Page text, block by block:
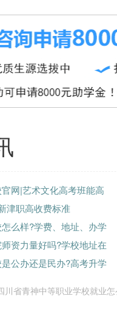
网|艺术文化高考班能高
津职高收费标准
么样?学费、地址、办学
资力量好吗?学校地址在
公办还是民办?高考升学
川省青神中等职业学校就业